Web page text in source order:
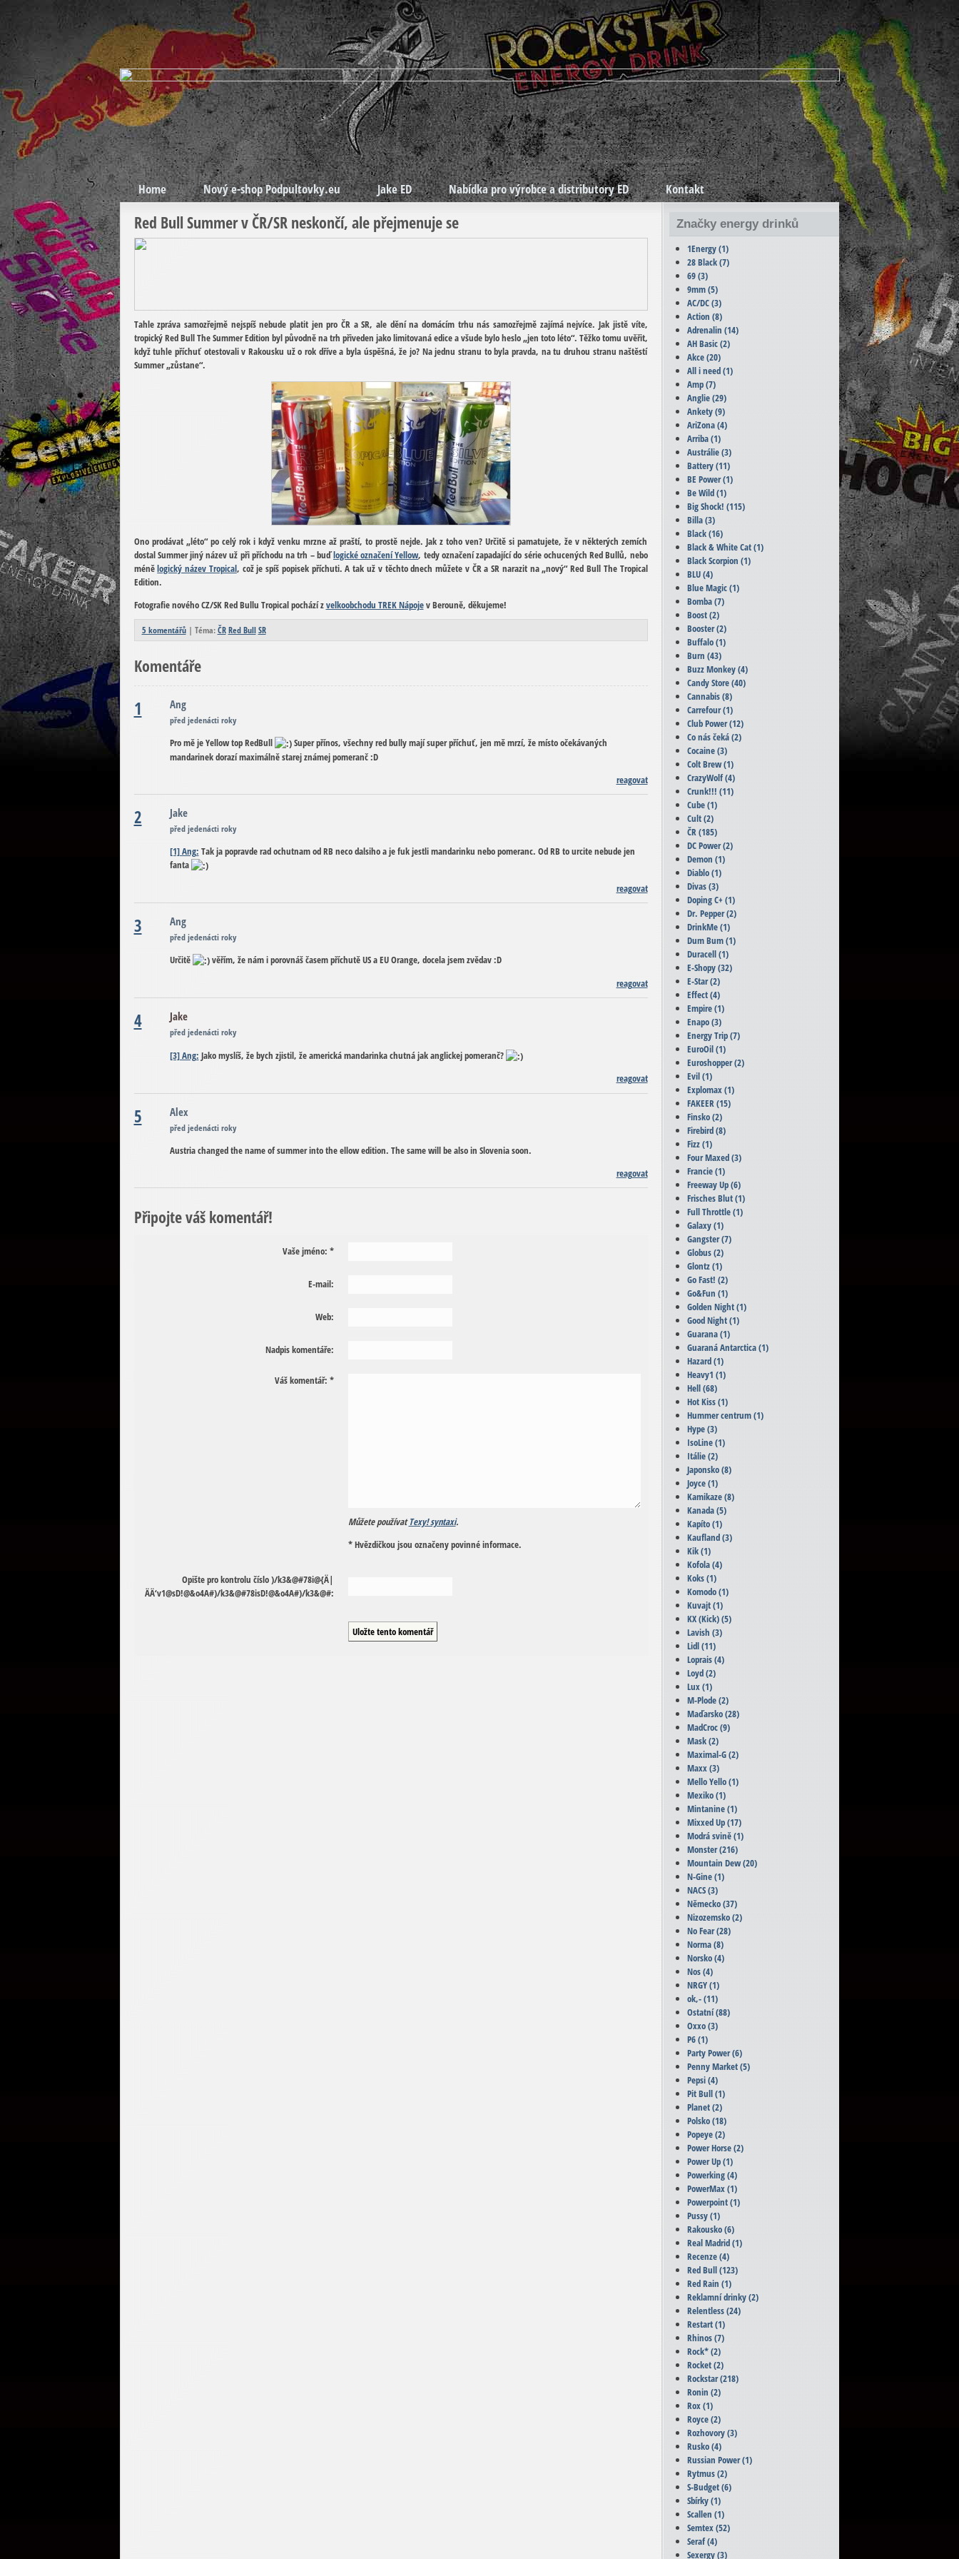
Home Nový e-shop Podpultovky.eu Jake ED Nabídka pro výrobce a distributory ED Kontakt
Red Bull Summer v ČR/SR neskončí, ale přejmenuje se
Tahle zpráva samozřejmě nejspíš nebude platit jen pro ČR a SR, ale dění na domácím trhu nás samozřejmě zajímá nejvíce. Jak jistě víte,
tropický Red Bull The Summer Edition byl původně na trh přiveden jako limitovaná edice a všude bylo heslo „jen toto léto“. Těžko tomu uvěřit,
když tuhle příchuť otestovali v Rakousku už o rok dříve a byla úspěšná, že jo? Na jednu stranu to byla pravda, na tu druhou stranu naštěstí
Summer „zůstane“.
Ono prodávat „léto“ po celý rok i když venku mrzne až praští, to prostě nejde. Jak z toho ven? Určitě si pamatujete, že v některých zemích
dostal Summer jiný název už při příchodu na trh – buďlogické označení Yellow, tedy označení zapadající do série ochucených Red Bullů, nebo
ménělogický název Tropical, což je spíš popisek příchuti. A tak už v těchto dnech můžete v ČR a SR narazit na „nový“ Red Bull The Tropical
Edition.
Fotografie nového CZ/SK Red Bullu Tropical pochází zvelkoobchodu TREK Nápojev Berouně, děkujeme!
5 komentářů| Téma: ČR Red Bull SR
Komentáře
1 Ang
před jedenácti roky
Pro mě je Yellow top RedBull
Super přínos, všechny red bully mají super příchuť, jen mě mrzí, že místo očekávaných
mandarinek dorazí maximálně starej známej pomeranč :D
reagovat
2 Jake
před jedenácti roky
[1] Ang: Tak ja popravde rad ochutnam od RB neco dalsiho a je fuk jestli mandarinku nebo pomeranc. Od RB to urcite nebude jen
fanta
reagovat
3 Ang
před jedenácti roky
Určitě
věřím, že nám i porovnáš časem příchutě US a EU Orange, docela jsem zvědav :D
reagovat
4 Jake
před jedenácti roky
[3] Ang: Jako myslíš, že bych zjistil, že americká mandarinka chutná jak anglickej pomeranč?
reagovat
5 Alex
před jedenácti roky
Austria changed the name of summer into the ellow edition. The same will be also in Slovenia soon.
reagovat
Připojte váš komentář!
Vaše jméno: *
E-mail:
Web:
Nadpis komentáře:
Váš komentář: *
Můžete používatTexy! syntaxi.
* Hvězdičkou jsou označeny povinné informace.
Opište pro kontrolu číslo)/k3&@#78i@{Ä|
ÄÄ‘v1@sD!@&o4A#)/k3&@#78isD!@&o4A#)/k3&@#:
Značky energy drinků
1Energy(1)
28 Black(7)
69(3)
9mm(5)
AC/DC(3)
Action(8)
Adrenalin(14)
AH Basic(2)
Akce(20)
All i need(1)
Amp(7)
Anglie(29)
Ankety(9)
AriZona(4)
Arriba(1)
Austrálie(3)
Battery(11)
BE Power(1)
Be Wild(1)
Big Shock!(115)
Billa(3)
Black(16)
Black & White Cat(1)
Black Scorpion(1)
BLU(4)
Blue Magic(1)
Bomba(7)
Boost(2)
Booster(2)
Buffalo(1)
Burn(43)
Buzz Monkey(4)
Candy Store(40)
Cannabis(8)
Carrefour(1)
Club Power(12)
Co nás čeká(2)
Cocaine(3)
Colt Brew(1)
CrazyWolf(4)
Crunk!!!(11)
Cube(1)
Cult(2)
ČR(185)
DC Power(2)
Demon(1)
Diablo(1)
Divas(3)
Doping C+(1)
Dr. Pepper(2)
DrinkMe(1)
Dum Bum(1)
Duracell(1)
E-Shopy(32)
E-Star(2)
Effect(4)
Empire(1)
Enapo(3)
Energy Trip(7)
EuroOil(1)
Euroshopper(2)
Evil(1)
Explomax(1)
FAKEER(15)
Finsko(2)
Firebird(8)
Fizz(1)
Four Maxed(3)
Francie(1)
Freeway Up(6)
Frisches Blut(1)
Full Throttle(1)
Galaxy(1)
Gangster(7)
Globus(2)
Glontz(1)
Go Fast!(2)
Go&Fun(1)
Golden Night(1)
Good Night(1)
Guarana(1)
Guaraná Antarctica(1)
Hazard(1)
Heavy1(1)
Hell(68)
Hot Kiss(1)
Hummer centrum(1)
Hype(3)
IsoLine(1)
Itálie(2)
Japonsko(8)
Joyce(1)
Kamikaze(8)
Kanada(5)
Kapíto(1)
Kaufland(3)
Kik(1)
Kofola(4)
Koks(1)
Komodo(1)
Kuvajt(1)
KX (Kick)(5)
Lavish(3)
Lidl(11)
Loprais(4)
Loyd(2)
Lux(1)
M-Plode(2)
Maďarsko(28)
MadCroc(9)
Mask(2)
Maximal-G(2)
Maxx(3)
Mello Yello(1)
Mexiko(1)
Mintanine(1)
Mixxed Up(17)
Modrá svině(1)
Monster(216)
Mountain Dew(20)
N-Gine(1)
NACS(3)
Německo(37)
Nizozemsko(2)
No Fear(28)
Norma(8)
Norsko(4)
Nos(4)
NRGY(1)
ok,-(11)
Ostatní(88)
Oxxo(3)
P6(1)
Party Power(6)
Penny Market(5)
Pepsi(4)
Pit Bull(1)
Planet(2)
Polsko(18)
Popeye(2)
Power Horse(2)
Power Up(1)
Powerking(4)
PowerMax(1)
Powerpoint(1)
Pussy(1)
Rakousko(6)
Real Madrid(1)
Recenze(4)
Red Bull(123)
Red Rain(1)
Reklamní drinky(2)
Relentless(24)
Restart(1)
Rhinos(7)
Rock*(2)
Rocket(2)
Rockstar(218)
Ronin(2)
Rox(1)
Royce(2)
Rozhovory(3)
Rusko(4)
Russian Power(1)
Rytmus(2)
S-Budget(6)
Sbírky(1)
Scallen(1)
Semtex(52)
Seraf(4)
Sexergy(3)